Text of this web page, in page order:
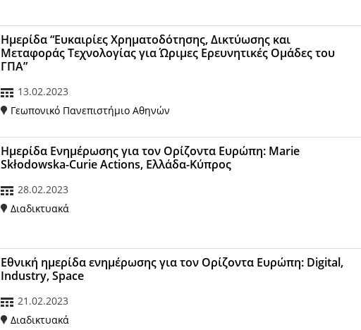
Ημερίδα “Ευκαιρίες Χρηματοδότησης, Δικτύωσης και
Μεταφοράς Τεχνολογίας για Ώριμες Ερευνητικές Ομάδες του
ΓΠΑ”
13.02.2023
Γεωπονικό Πανεπιστήμιο Αθηνών
Ημερίδα Ενημέρωσης για τον Ορίζοντα Ευρώπη: Marie
Skłodowska-Curie Actions, Ελλάδα-Κύπρος
28.02.2023
Διαδικτυακά
Εθνική ημερίδα ενημέρωσης για τον Ορίζοντα Ευρώπη: Digital,
Industry, Space
21.02.2023
Διαδικτυακά